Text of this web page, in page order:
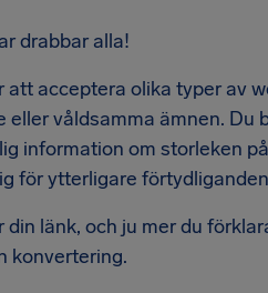
drabbar alla!
att acceptera olika typer av
eller våldsamma ämnen. Du
information om storleken
för ytterligare
din länk, och ju mer du
konvertering.